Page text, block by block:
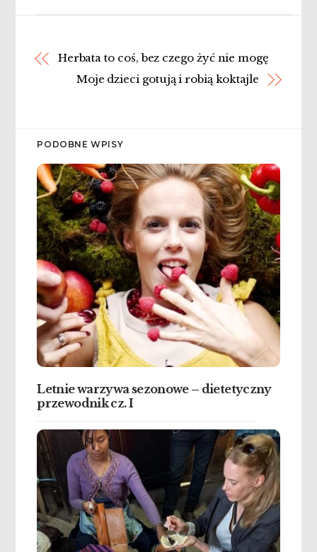
Herbata to coś, bez czego żyć nie mogę
Moje dzieci gotują i robią koktajle
PODOBNE WPISY
Letnie warzywa sezonowe – dietetyczny
przewodnik cz. I